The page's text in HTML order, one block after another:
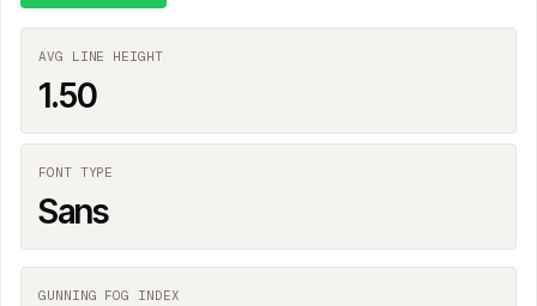
AVG LINE HEIGHT
1.50
FONT TYPE
Sans
GUNNING FOG INDEX